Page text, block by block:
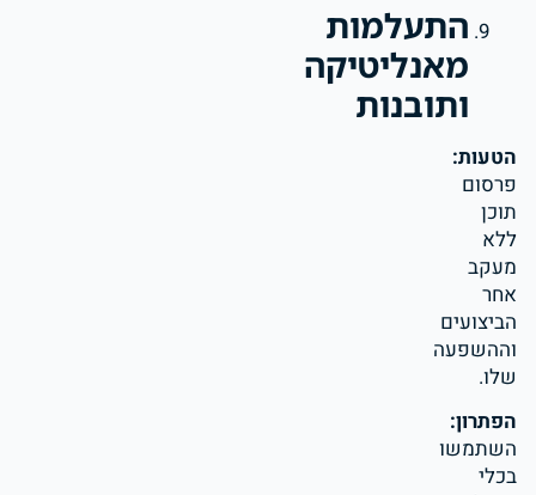
התעלמות
מאנליטיקה
ותובנות
הטעות:
פרסום
תוכן
ללא
מעקב
אחר
הביצועים
וההשפעה
שלו.
הפתרון:
השתמשו
בכלי